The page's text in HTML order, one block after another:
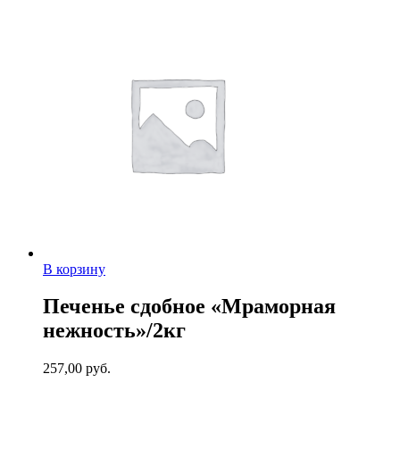
В корзину
Печенье сдобное «Мраморная
нежность»/2кг
257,00 руб.